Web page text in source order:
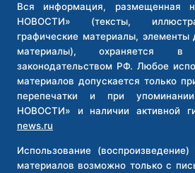
Вся информация, размещенная
НОВОСТИ» (тексты,
графические материалы,
материалы), охраняется в
законодательством РФ. Любое
материалов допускается только
перепечатки и при
НОВОСТИ» и наличии активной
news.ru
Использование
материалов возможно только с